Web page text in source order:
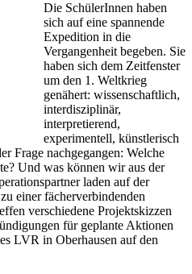
Die SchülerInnen haben
sich auf eine span­nende
Expedition in die
Vergangenheit begeben. Sie
haben sich dem Zeitfenster
um den 1. Weltkrieg
genähert: wissenschaftlich,
interdisziplinär,
interpretierend,
experimentell, künstlerisch
Frage nachgegangen: Welche
Und was können wir aus der
laden auf der
einer fächerverbin­denden
verschiedene Projektskizzen
für geplante Aktionen
LVR in Oberhausen auf den